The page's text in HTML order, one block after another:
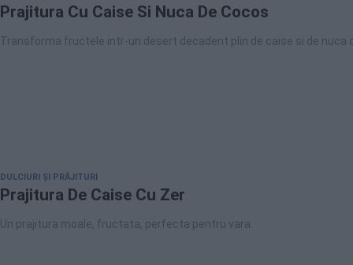
Prajitura Cu Caise Si Nuca De Cocos
Transforma fructele intr-un desert decadent plin de caise si de nuca
DULCIURI ȘI PRĂJITURI
Prajitura De Caise Cu Zer
Un prajitura moale, fructata, perfecta pentru vara.